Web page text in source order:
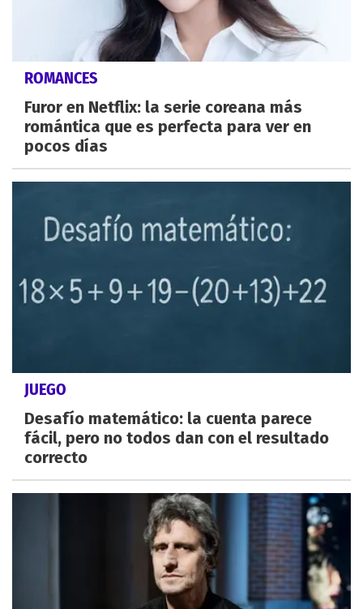
ROMANCES
Furor en Netflix: la serie coreana más
romántica que es perfecta para ver en
pocos días
JUEGO
Desafío matemático: la cuenta parece
fácil, pero no todos dan con el resultado
correcto